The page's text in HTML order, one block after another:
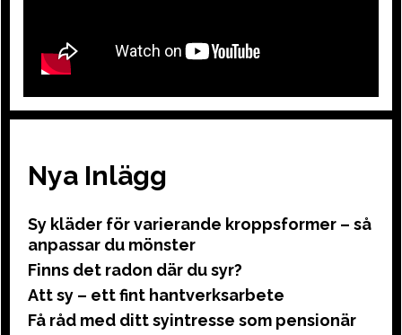
Nya Inlägg
Sy kläder för varierande kroppsformer – så
anpassar du mönster
Finns det radon där du syr?
Att sy – ett fint hantverksarbete
Få råd med ditt syintresse som pensionär